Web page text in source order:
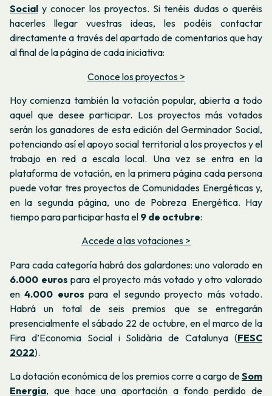
Social y conocer los proyectos. Si tenéis dudas o queréis
hacerles llegar vuestras ideas, les podéis contactar
directamente a través del apartado de comentarios que hay
al final de la página de cada iniciativa:
Conoce los proyectos >
Hoy comienza también la votación popular, abierta a todo
aquel que desee participar. Los proyectos más votados
serán los ganadores de esta edición del Germinador Social,
potenciando así el apoyo social territorial a los proyectos y el
trabajo en red a escala local. Una vez se entra en la
plataforma de votación, en la primera página cada persona
puede votar tres proyectos de Comunidades Energéticas y,
en la segunda página, uno de Pobreza Energética. Hay
tiempo para participar hasta el 9 de octubre:
Accede a las votaciones >
Para cada categoría habrá dos galardones: uno valorado en
6.000 euros para el proyecto más votado y otro valorado
en4.000 euros para el segundo proyecto más votado.
Habrá un total de seis premios que se entregarán
presencialmente el sábado 22 de octubre, en el marco de la
Fira d’Economia Social i Solidària de Catalunya (FESC
2022).
La dotación económica de los premios corre a cargo deSom
Energia, que hace una aportación a fondo perdido de